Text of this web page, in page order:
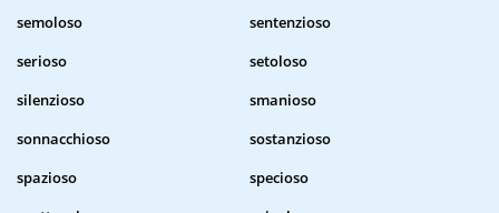
semoloso
sentenzioso
serioso
setoloso
silenzioso
smanioso
sonnacchioso
sostanzioso
spazioso
specioso